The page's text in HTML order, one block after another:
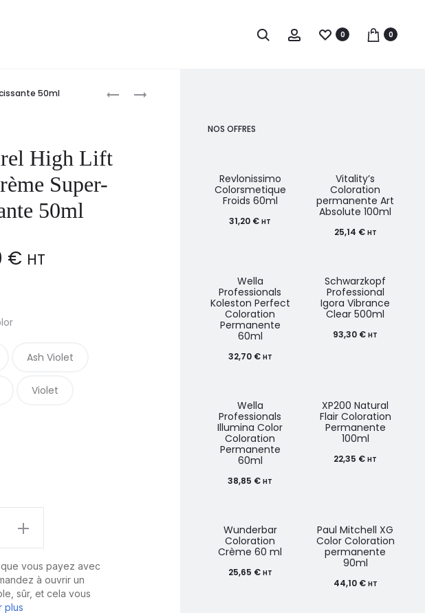
0 0
Product
navigation
KEMON
REVLONISSIMO
50ml
High Lift
Super-
50ml
€ HT
Ash Violet
Violet
NOS OFFRES
Revlonissimo
Colorsmetique
Froids 60ml
31,20 € HT
Vitality’s
Coloration
permanente Art
Absolute 100ml
25,14 € HT
Wella
Professionals
Koleston Perfect
Coloration
Permanente
60ml
32,70 € HT
Schwarzkopf
Professional
Igora Vibrance
Clear 500ml
93,30 € HT
Wella
Professionals
Illumina Color
Coloration
Permanente
60ml
38,85 € HT
XP200 Natural
Flair Coloration
Permanente
100ml
22,35 € HT
Wunderbar
Coloration
Crème 60 ml
25,65 € HT
Paul Mitchell XG
Color Coloration
permanente
90ml
44,10 € HT